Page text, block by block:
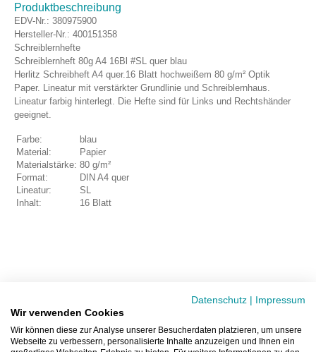
Produktbeschreibung
EDV-Nr.: 380975900
Hersteller-Nr.: 400151358
Schreiblernhefte
Schreiblernheft 80g A4 16Bl #SL quer blau
Herlitz Schreibheft A4 quer.16 Blatt hochweißem 80 g/m² Optik
Paper. Lineatur mit verstärkter Grundlinie und Schreiblernhaus.
Lineatur farbig hinterlegt. Die Hefte sind für Links und Rechtshänder
geeignet.
Farbe:
blau
Material:
Papier
Materialstärke: 80 g/m²
Format:
DIN A4 quer
Lineatur:
SL
Inhalt:
16 Blatt
Datenschutz
Impressum
Wir verwenden Cookies
Wir können diese zur Analyse unserer Besucherdaten platzieren, um unsere
Webseite zu verbessern, personalisierte Inhalte anzuzeigen und Ihnen ein